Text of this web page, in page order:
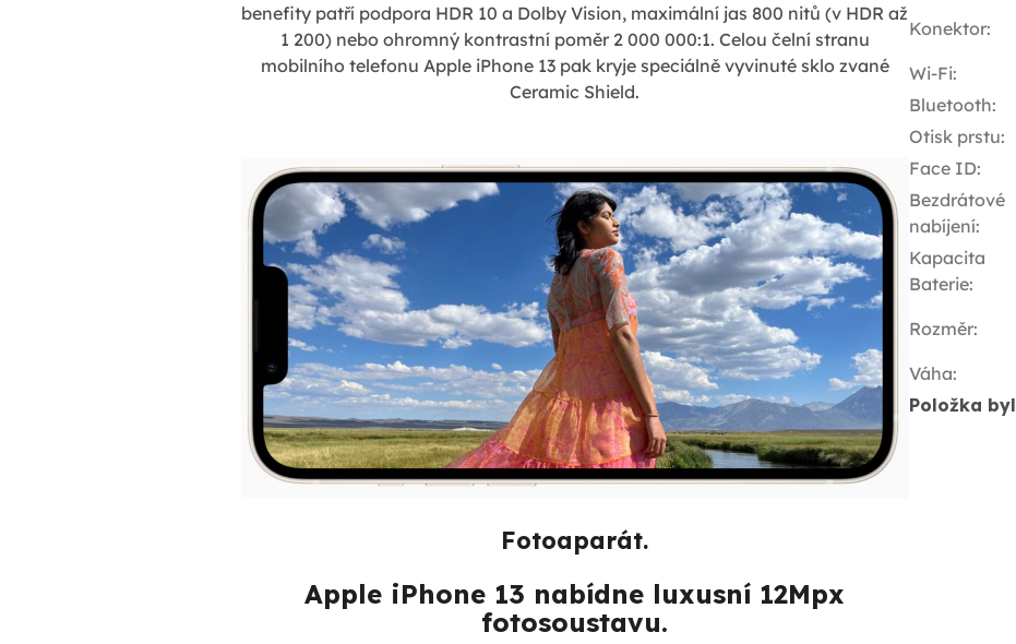
benefity patří podpora HDR 10 a Dolby Vision, maximální jas 800 nitů (v HDR až
1 200) nebo ohromný kontrastní poměr 2 000 000:1. Celou čelní stranu
mobilního telefonu Apple iPhone 13 pak kryje speciálně vyvinuté sklo zvané
Ceramic Shield.
Fotoaparát.
Apple iPhone 13 nabídne luxusní 12Mpx
fotosoustavu.
Konektor:
Wi-Fi:
Bluetooth:
Otisk prstu:
Face ID:
Bezdrátové
nabíjení:
Kapacita
Baterie:
Rozměr:
Váha:
Položka